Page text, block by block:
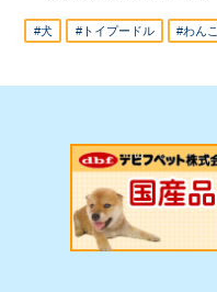
#犬 #トイプードル #わんこ